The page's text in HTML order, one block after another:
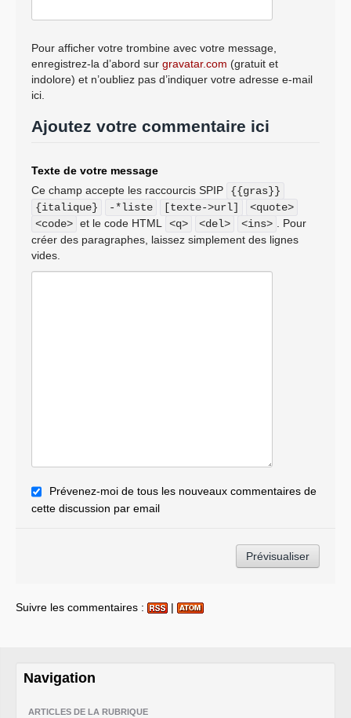
Pour afficher votre trombine avec votre message,
enregistrez-la d’abord sur gravatar.com (gratuit et
indolore) et n’oubliez pas d’indiquer votre adresse e-mail
ici.
Ajoutez votre commentaire ici
Texte de votre message
Ce champ accepte les raccourcis SPIP
{{gras}}
{italique}
-*liste [texte->url]
<quote>
<code> et le code HTML <q> <del> <ins>
. Pour
créer des paragraphes, laissez simplement des lignes
vides.
Prévenez-moi de tous les nouveaux commentaires de
cette discussion par email
Suivre les commentaires : |
Navigation
ARTICLES DE LA RUBRIQUE